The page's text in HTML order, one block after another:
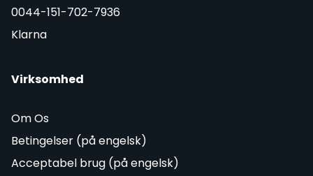
0044-151-702-7936
Klarna
Virksomhed
Om Os
Betingelser (på engelsk)
Acceptabel brug (på engelsk)